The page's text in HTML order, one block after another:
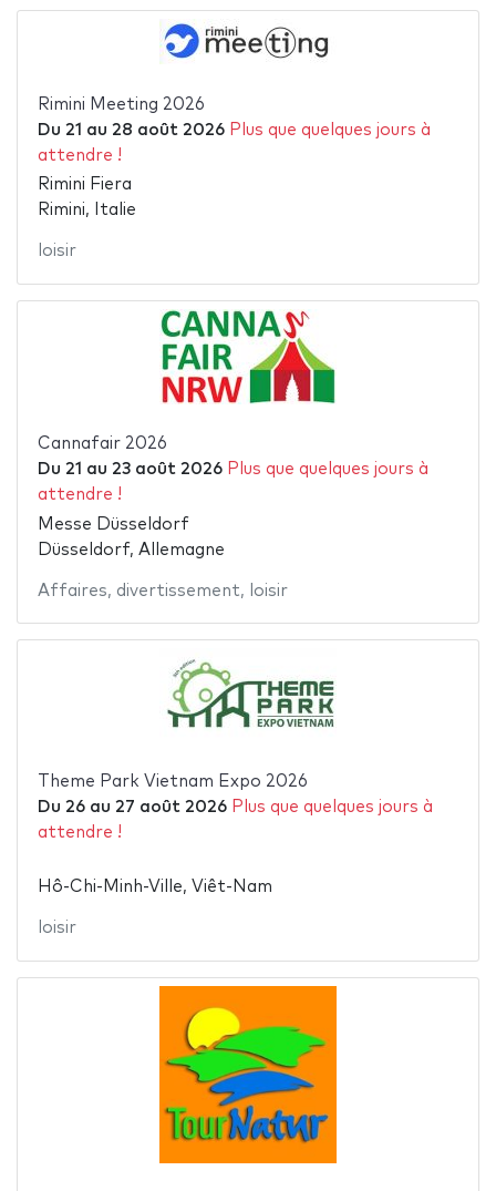
Rimini Meeting 2026
Du 21 au 28 août 2026 Plus que quelques jours à
attendre !
Rimini Fiera
Rimini, Italie
loisir
Cannafair 2026
Du 21 au 23 août 2026 Plus que quelques jours à
attendre !
Messe Düsseldorf
Düsseldorf, Allemagne
Affaires, divertissement, loisir
Theme Park Vietnam Expo 2026
Du 26au 27 août 2026 Plus que quelques jours à
attendre !
Hô-Chi-Minh-Ville, Viêt-Nam
loisir